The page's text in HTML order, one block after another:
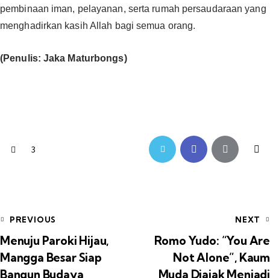
pembinaan iman, pelayanan, serta rumah persaudaraan yang
menghadirkan kasih Allah bagi semua orang.‎‎
(Penulis: Jaka Maturbongs)
3
PREVIOUS
Menuju Paroki Hijau,
Mangga Besar Siap
Bangun Budaya
NEXT
Romo Yudo: “You Are
Not Alone”, Kaum
Muda Diajak Menjadi